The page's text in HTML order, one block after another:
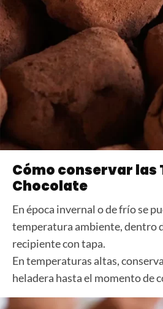
Cómo conservar las
Chocolate
En época invernal o de frío se
temperatura ambiente, dentro
recipiente con tapa.
En temperaturas altas,
heladera hasta el momento de